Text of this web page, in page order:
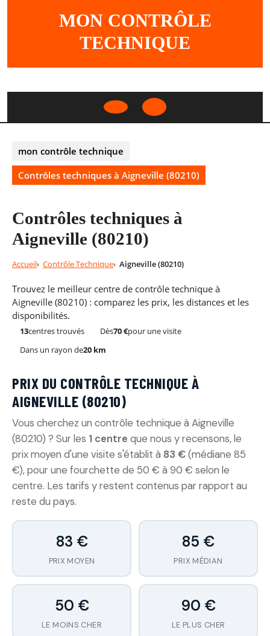
MON CONTRÔLE
TECHNIQUE
Open
mon contrôle technique
Contrôles techniques à Aigneville (80210)
Contrôles techniques à
Aigneville (80210)
Accueil Contrôle Technique Aigneville (80210)
Trouvez le meilleur centre de contrôle technique à
Aigneville (80210) : comparez les prix, les distances et les
disponibilités.
13centres trouvés Dès70 €pour une visite
Dans un rayon de20 km
PRIX DU CONTRÔLE TECHNIQUE À
AIGNEVILLE (80210)
Vous cherchez un contrôle technique à Aigneville
(80210) ? Sur les 1 centre que nous y recensons, le
prix moyen d'une visite s'établit à 83 €(médiane 85
€), pour une fourchette de 50 € à 90 € selon le
centre. Les tarifs y restent contenus par rapport au
reste du pays.
83 €
PRIX MOYEN
85 €
PRIX MÉDIAN
50 €
LE MOINS CHER
90 €
LE PLUS CHER